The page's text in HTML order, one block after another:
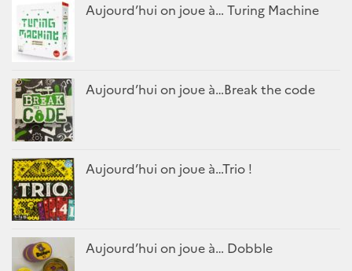
Aujourd’hui on joue à… Turing Machine
Aujourd’hui on joue à…Break the code
Aujourd’hui on joue à…Trio !
Aujourd’hui on joue à… Dobble